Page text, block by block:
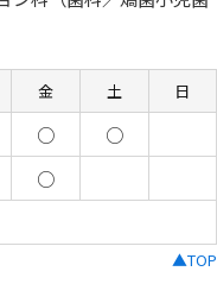
金 土
日
○ ○
○
▲TOP